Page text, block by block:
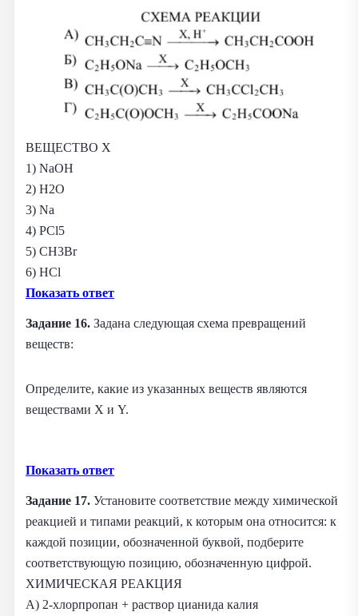
ВЕЩЕСТВО X
1) NaOH
2) H2O
3) Na
4) PCl5
5) CH3Br
6) HCl
Показать ответ
Задание 16. Задана следующая схема превращений
веществ:
Определите, какие из указанных веществ являются
веществами X и Y.
Показать ответ
Задание 17. Установите соответствие между химической
реакцией и типами реакций, к которым она относится: к
каждой позиции, обозначенной буквой, подберите
соответствующую позицию, обозначенную цифрой.
ХИМИЧЕСКАЯ РЕАКЦИЯ
А) 2-хлорпропан + раствор цианида калия